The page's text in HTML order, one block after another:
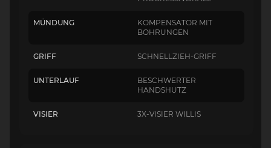
MÜNDUNG
KOMPENSATOR MIT
BOHRUNGEN
GRIFF SCHNELLZIEH-GRIFF
UNTERLAUF
BESCHWERTER
HANDSHUTZ
VISIER 3X-VISIER WILLIS